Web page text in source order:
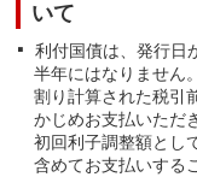
いて
利付国債は、発行日
半年にはなりません
割り計算された税引
かじめお支払いただ
初回利子調整額とし
含めてお支払いする